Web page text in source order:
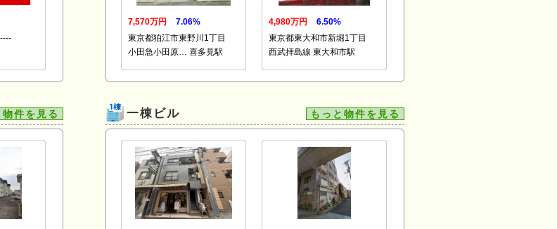
7,570万円
7.06%
東京都狛江市東野川1丁目
小田急小田原… 喜多見駅
4,980万円
6.50%
東京都東大和市新堀1丁目
西武拝島線 東大和市駅
物件を見る 一棟ビル もっと物件を見る